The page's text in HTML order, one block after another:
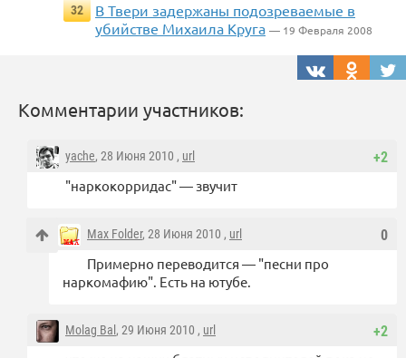
32
В Твери задержаны подозреваемые в
убийстве Михаила Круга — 19 Февраля 2008
Комментарии участников:
+2
yache, 28 Июня 2010 , url
"наркокорридас" — звучит
0
Max Folder, 28 Июня 2010 , url
Примерно переводится — "песни про
наркомафию". Есть на ютубе.
+2
Molag Bal , 29 Июня 2010 , url